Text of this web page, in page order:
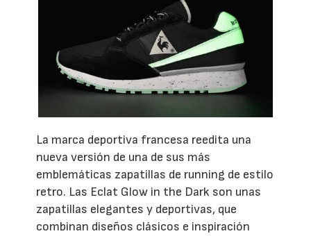
La marca deportiva francesa reedita una
nueva versión de una de sus más
emblemáticas zapatillas de running de estilo
retro. Las Eclat Glow in the Dark son unas
zapatillas elegantes y deportivas, que
combinan diseños clásicos e inspiración